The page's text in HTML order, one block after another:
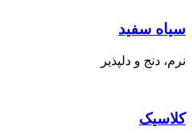
سیاه سفید
نرم، دنج و دلپذیر
کلاسیک